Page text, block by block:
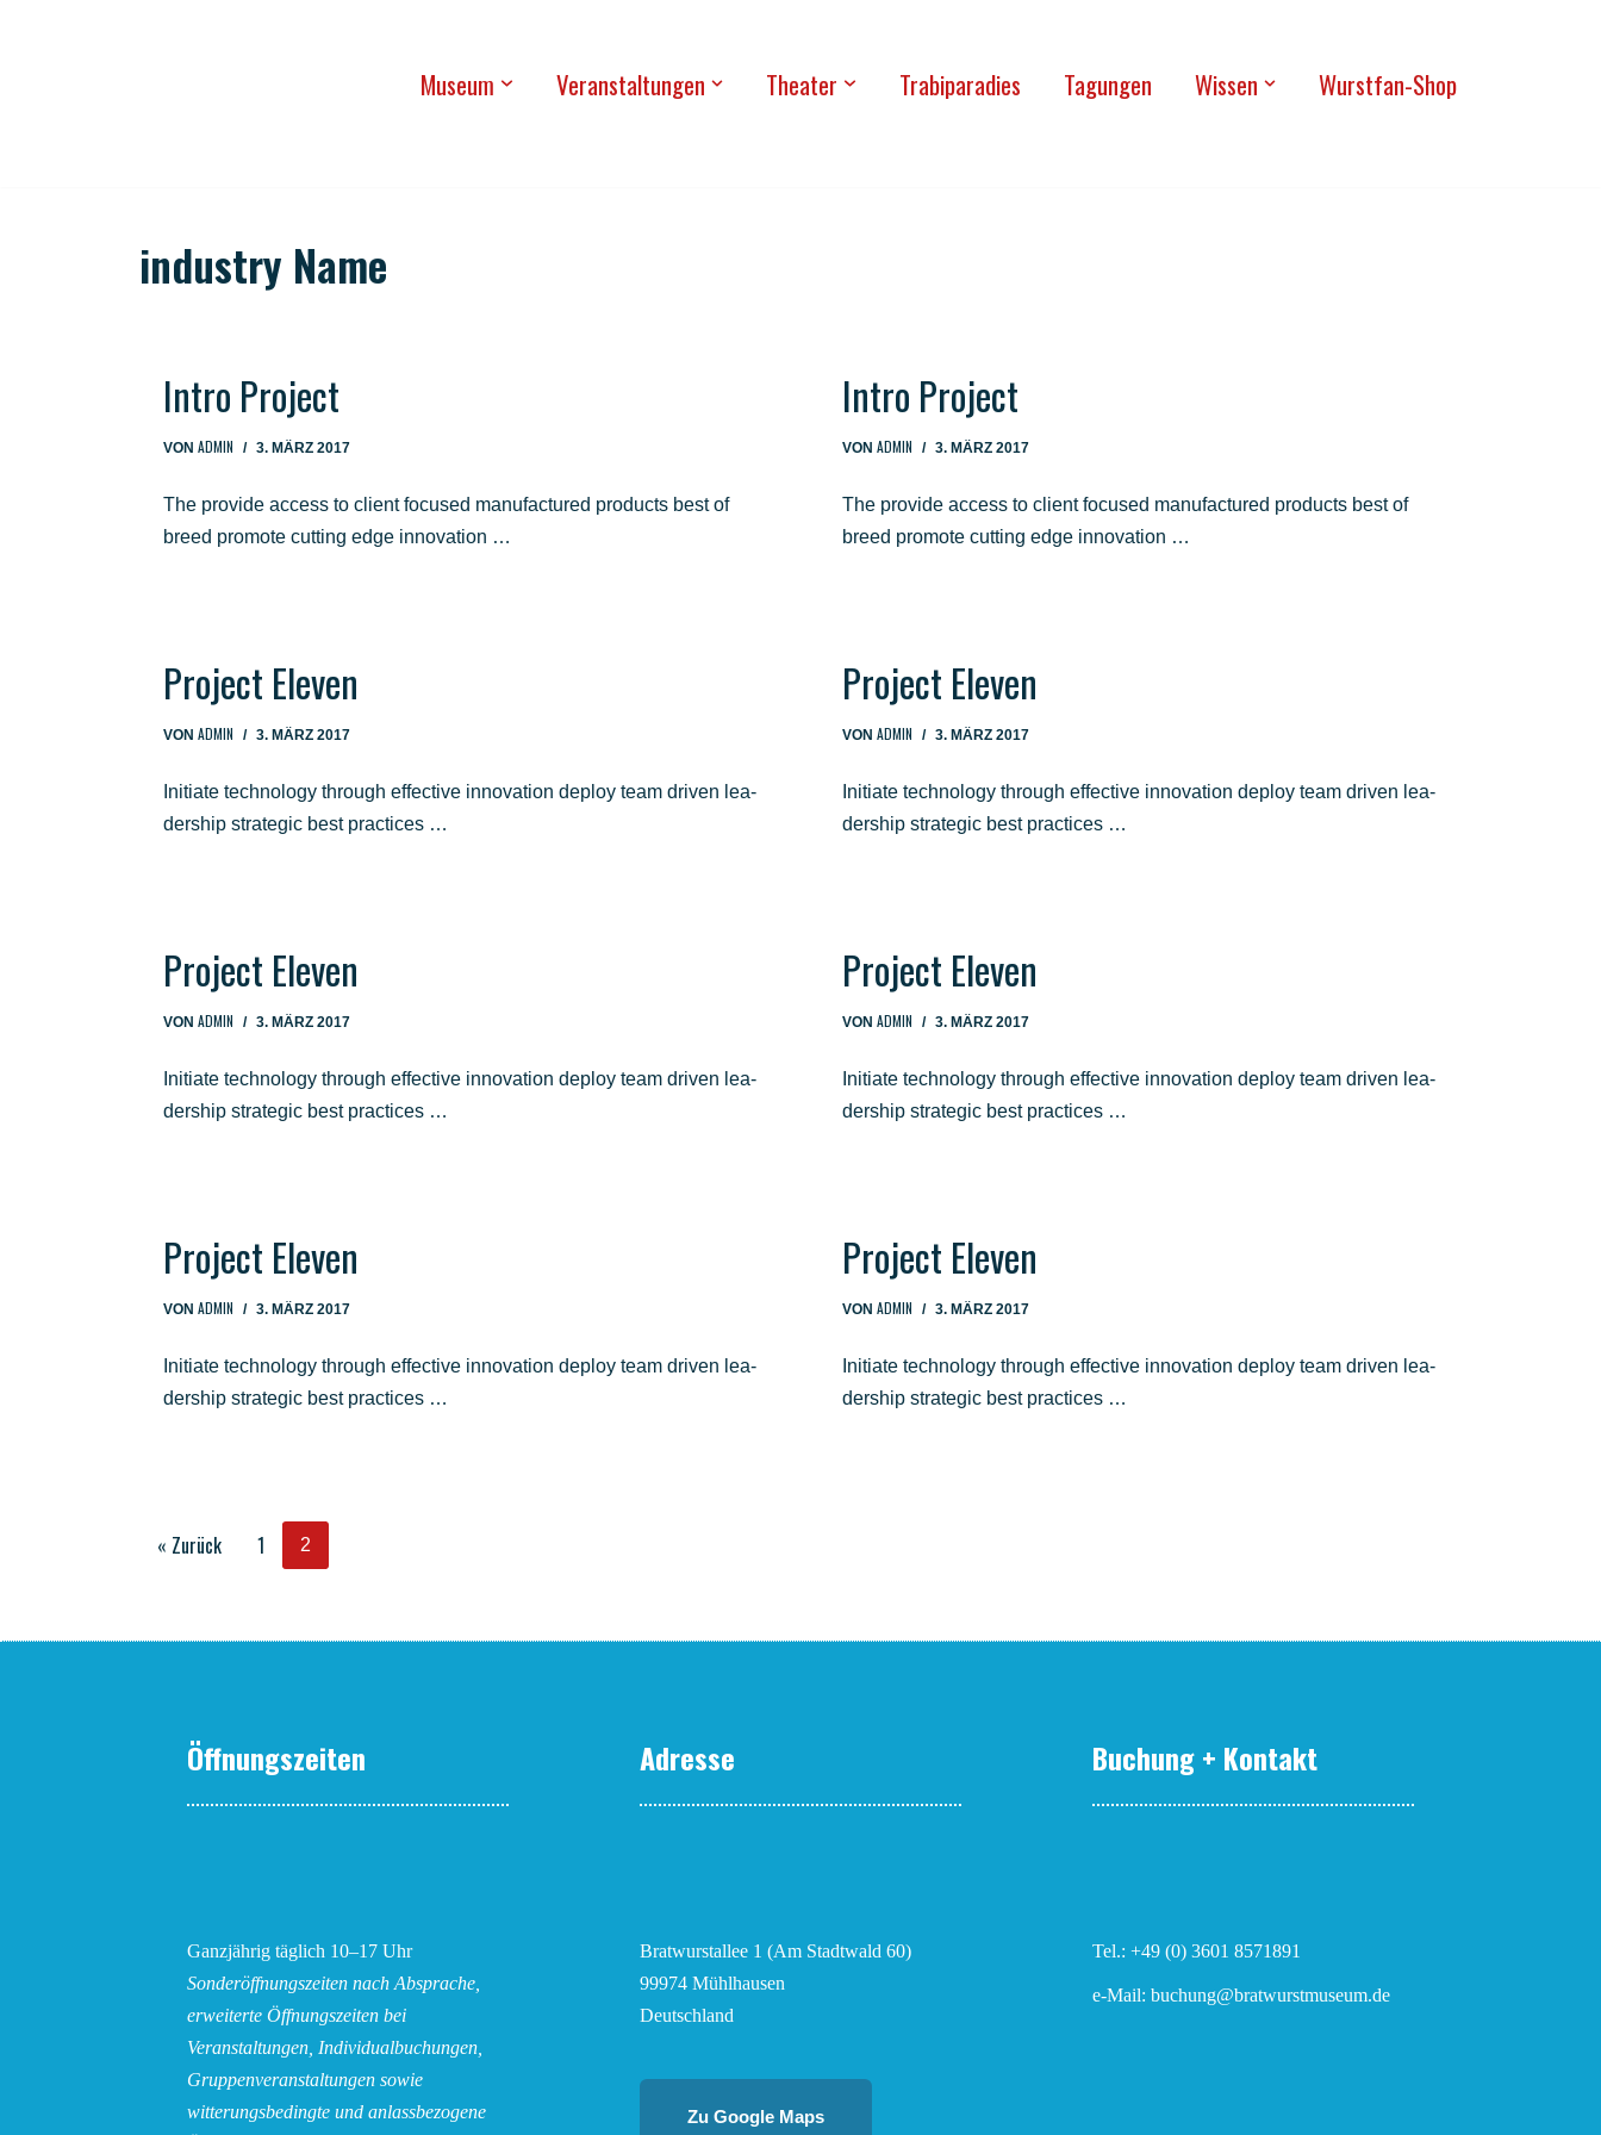
Muse­um Ver­an­stal­tun­gen Thea­ter Tra­bi­pa­ra­dies Tagun­gen Wis­sen Wurst­fan-Shop
industry Name
Intro Pro­ject
VON ADMIN 3. MÄRZ 2017
The pro­vi­de access to cli­ent focu­sed manu­fac­tu­red pro­ducts best of
breed pro­mo­te cut­ting edge innovation …
Intro Pro­ject
VON ADMIN 3. MÄRZ 2017
The pro­vi­de access to cli­ent focu­sed manu­fac­tu­red pro­ducts best of
breed pro­mo­te cut­ting edge innovation …
Pro­ject Eleven
VON ADMIN 3. MÄRZ 2017
Initia­te tech­no­lo­gy through effec­ti­ve inno­va­ti­on deploy team dri­ven lea­
der­ship stra­te­gic best practices …
Pro­ject Eleven
VON ADMIN 3. MÄRZ 2017
Initia­te tech­no­lo­gy through effec­ti­ve inno­va­ti­on deploy team dri­ven lea­
der­ship stra­te­gic best practices …
Pro­ject Eleven
VON ADMIN 3. MÄRZ 2017
Initia­te tech­no­lo­gy through effec­ti­ve inno­va­ti­on deploy team dri­ven lea­
der­ship stra­te­gic best practices …
Pro­ject Eleven
VON ADMIN 3. MÄRZ 2017
Initia­te tech­no­lo­gy through effec­ti­ve inno­va­ti­on deploy team dri­ven lea­
der­ship stra­te­gic best practices …
Pro­ject Eleven
VON ADMIN 3. MÄRZ 2017
Initia­te tech­no­lo­gy through effec­ti­ve inno­va­ti­on deploy team dri­ven lea­
der­ship stra­te­gic best practices …
Pro­ject Eleven
VON ADMIN 3. MÄRZ 2017
Initia­te tech­no­lo­gy through effec­ti­ve inno­va­ti­on deploy team dri­ven lea­
der­ship stra­te­gic best practices …
« Zurück 1 2
Öffnungszeiten
Ganzjährig täglich 10–17 Uhr
Sonderöffnungszeiten nach Absprache,
erweiterte Öffnungszeiten bei
Veranstaltungen, Individualbuchungen,
Gruppenveranstaltungen sowie
witterungsbedingte und anlassbezogene
Adresse
Bratwurstallee 1 (Am Stadtwald 60)
99974 Mühlhausen
Deutschland
Zu Google Maps
Buchung + Kontakt
Tel.: +49 (0) 3601 8571891
e-Mail: buchung@bratwurstmuseum.de